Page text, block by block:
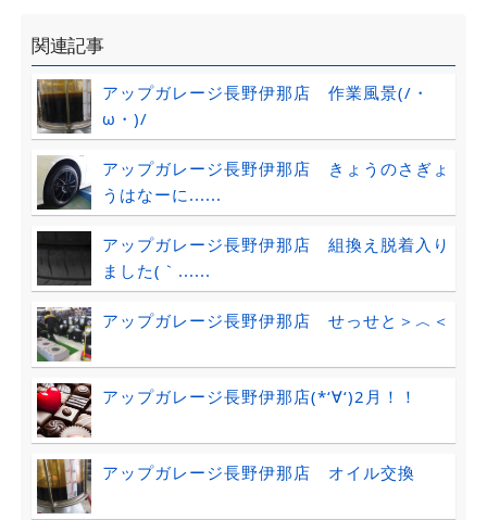
関連記事
アップガレージ長野伊那店 作業風景(/・
ω・)/
アップガレージ長野伊那店 きょうのさぎょ
うはなーに......
アップガレージ長野伊那店 組換え脱着入り
ました(｀......
アップガレージ長野伊那店 せっせと＞︿＜
アップガレージ長野伊那店(*‘∀‘)2月！！
アップガレージ長野伊那店 オイル交換